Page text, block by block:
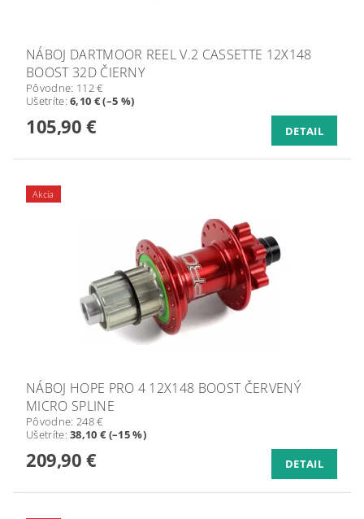
NÁBOJ DARTMOOR REEL V.2 CASSETTE 12X148
BOOST 32D ČIERNY
Pôvodne: 112 €
Ušetríte:6,10 € (–5 %)
105,90 € DETAIL
Akcia
NÁBOJ HOPE PRO 4 12X148 BOOST ČERVENÝ
MICRO SPLINE
Pôvodne: 248 €
Ušetríte:38,10 € (–15 %)
209,90 € DETAIL